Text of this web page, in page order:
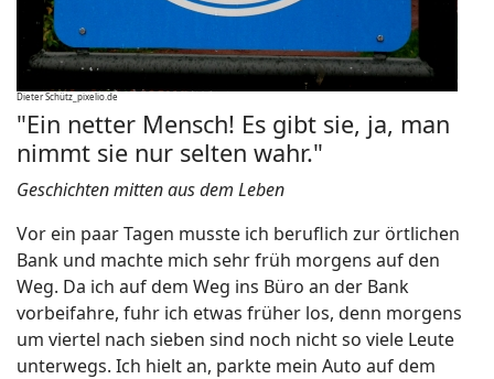
Dieter Schütz_pixelio.de
"Ein netter Mensch! Es gibt sie, ja, man
nimmt sie nur selten wahr."
Geschichten mitten aus dem Leben
Vor ein paar Tagen musste ich beruflich zur örtlichen
Bank und machte mich sehr früh morgens auf den
Weg. Da ich auf dem Weg ins Büro an der Bank
vorbeifahre, fuhr ich etwas früher los, denn morgens
um viertel nach sieben sind noch nicht so viele Leute
unterwegs. Ich hielt an, parkte mein Auto auf dem